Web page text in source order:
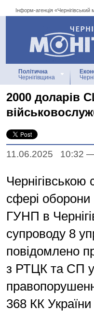
Інформ-агенція «Чернігівський
Інформ-агенція
Політична
Чернігівщина
2000 доларів
11.06.2025 10:32
сфері оборони
ГУНП в
супроводу 8
повідомлено
з РТЦК та СП у
368 КК